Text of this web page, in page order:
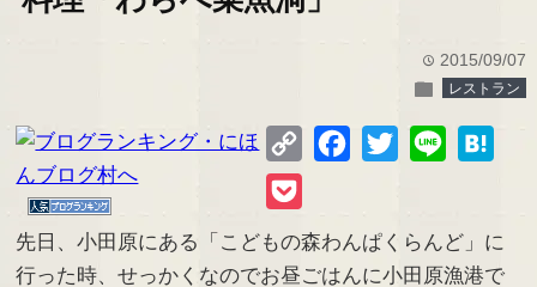
time 2015/09/07
folder レストラン
Copy
Facebook
Twitter Line
先日、小田原にある「こどもの森わんぱくらんど」に
行った時、せっかくなのでお昼ごはんに小田原漁港で